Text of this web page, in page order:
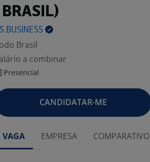
| BRASIL)
BUSINESS
Brasil
a combinar
Presencial
CANDIDATAR-ME
VAGA EMPRESA COMPARATIVO